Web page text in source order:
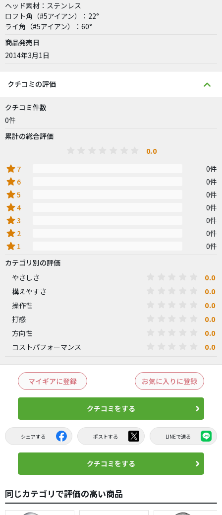
ヘッド素材：ステンレス
ロフト角（#5アイアン）：22°
ライ角（#5アイアン）：60°
商品発売日
2014年3月1日
クチコミの評価
クチコミ件数
0件
累計の総合評価
0.0
star 7 0件
star 6 0件
star5 0件
star4 0件
star3 0件
star 2 0件
star 1
0件
カテゴリ別の評価
やさしさ
0.0
構えやすさ 0.0
操作性 0.0
打感 0.0
方向性 0.0
コストパフォーマンス 0.0
マイギアに登録 お気に入りに登録
クチコミをする
シェアする ポストする LINEで送る
クチコミをする
同じカテゴリで評価の高い商品